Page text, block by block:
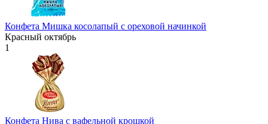
Конфета Мишка косолапый с ореховой начинкой
Красный октябрь
1
Конфета Нива с вафельной крошкой